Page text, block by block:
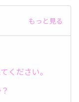
もっと見る
ください。